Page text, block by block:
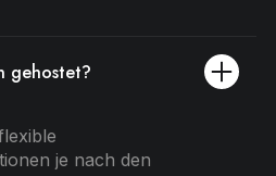
gehostet?
je nach den